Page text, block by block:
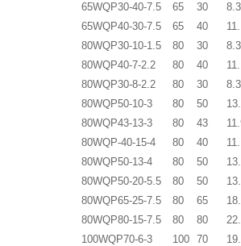
65WQP30-40-7.5 65 30
8.3
65WQP40-30-7.5
65 40
80WQP30-10-1.5
80 30
8.3
80WQP40-7-2.2
80 40
80WQP30-8-2.2
80 30
8.3
80WQP50-10-3
80 50
80WQP43-13-3
80 43
80WQP-40-15-4
80 40
80WQP50-13-4
80 50
80WQP50-20-5.5
80 50
80WQP65-25-7.5
80 65
80WQP80-15-7.5
80 80
100WQP70-6-3
100 70